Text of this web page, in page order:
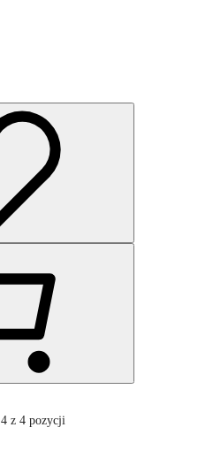
4 z 4 pozycji